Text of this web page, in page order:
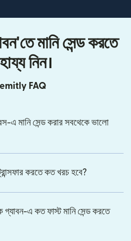
মানি সেন্ড করতে
নিন।
FAQ
এ মানি সেন্ড করার সবথেকে ভালো
করতে কত খরচ হবে?
গ্যাবন-এ কত ফাস্ট মানি সেন্ড করতে